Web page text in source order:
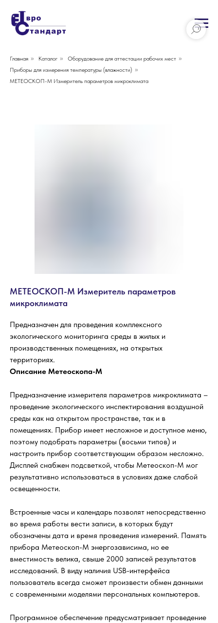
Главная » Каталог » Оборудование для аттестации рабочих мест »
Приборы для измерения температуры (влажности) »
МЕТЕОСКОП-М Измеритель параметров микроклимата
МЕТЕОСКОП-М Измеритель параметров
микроклимата
Предназначен для проведения комплексного
экологического мониторинга среды в жилых и
производственных помещениях, на открытых
территориях.
Описание Метеоскопа-М
Предназначение измерителя параметров микроклимата –
проведение экологического инспектирования воздушной
среды как на открытом пространстве, так и в
помещениях. Прибор имеет несложное и доступное меню,
поэтому подобрать параметры (восьми типов) и
настроить прибор соответствующим образом несложно.
Дисплей снабжен подсветкой, чтобы Метеоскоп-М мог
результативно использоваться в условиях даже слабой
освещенности.
Встроенные часы и календарь позволят непосредственно
во время работы вести записи, в которых будут
обозначены дата и время проведения измерений. Память
прибора Метеоскоп-М энергозависима, но ее
вместимость велика, свыше 2000 записей результатов
исследований. В виду наличия USB-интерфейса
пользователь всегда сможет произвести обмен данными
с современными моделями персональных компьютеров.
Программное обеспечение предусматривает проведение